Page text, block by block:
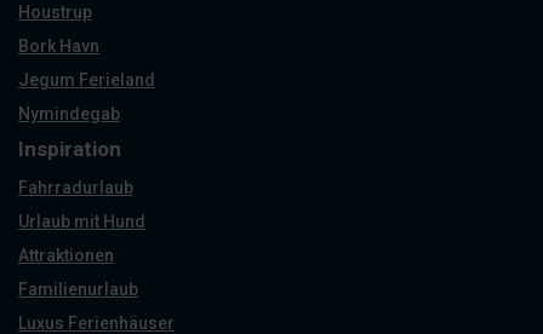
Houstrup
Bork Havn
Jegum Ferieland
Nymindegab
Inspiration
Fahrradurlaub
Urlaub mit Hund
Attraktionen
Familienurlaub
Luxus Ferienhäuser